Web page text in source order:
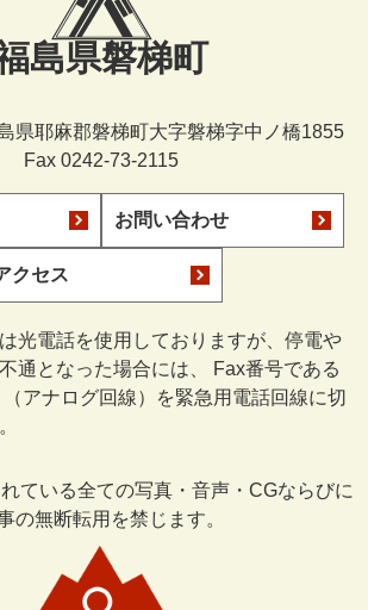
島県磐梯町
県耶麻郡磐梯町大字磐梯字中ノ橋1855
Fax 0242-73-2115
お問い合わせ
クセス
光電話を使用しておりますが、停電や
通となった場合には、 Fax番号である
（アナログ回線）を緊急用電話回線に切
ている全ての写真・音声・CGならびに
の無断転用を禁じます。